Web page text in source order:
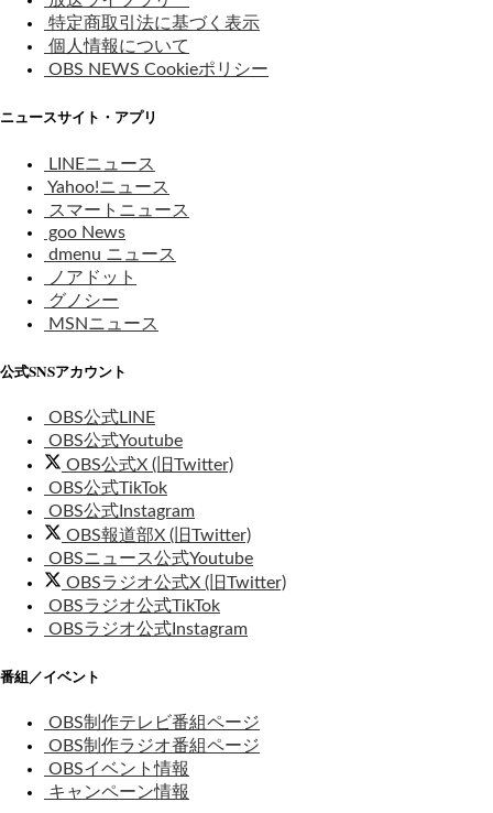
特定商取引法に基づく表示
個人情報について
OBS NEWS Cookieポリシー
ニュースサイト・アプリ
LINEニュース
Yahoo!ニュース
スマートニュース
goo News
dmenu ニュース
ノアドット
グノシー
MSNニュース
公式SNSアカウント
OBS公式LINE
OBS公式Youtube
OBS公式X (旧Twitter)
OBS公式TikTok
OBS公式Instagram
OBS報道部X (旧Twitter)
OBSニュース公式Youtube
OBSラジオ公式X (旧Twitter)
OBSラジオ公式TikTok
OBSラジオ公式Instagram
番組／イベント
OBS制作テレビ番組ページ
OBS制作ラジオ番組ページ
OBSイベント情報
キャンペーン情報